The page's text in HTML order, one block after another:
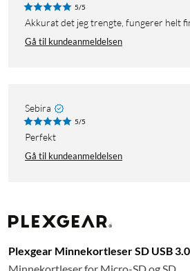
5/5
Akkurat det jeg trengte, fungerer helt
Gå til kundeanmeldelsen
Sebira
5/5
Perfekt
Gå til kundeanmeldelsen
Plexgear Minnekortleser SD USB 3.0
Minnekortleser for Micro-SD og SD